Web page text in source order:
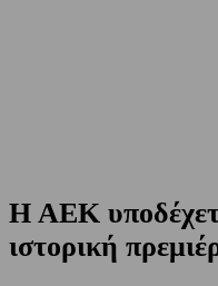
Η ΑΕΚ
ιστορική